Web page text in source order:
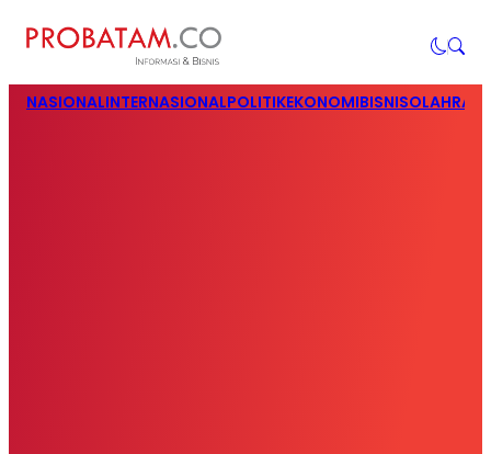
NASIONALINTERNASIONALPOLITIKEKONOMIBISNIS